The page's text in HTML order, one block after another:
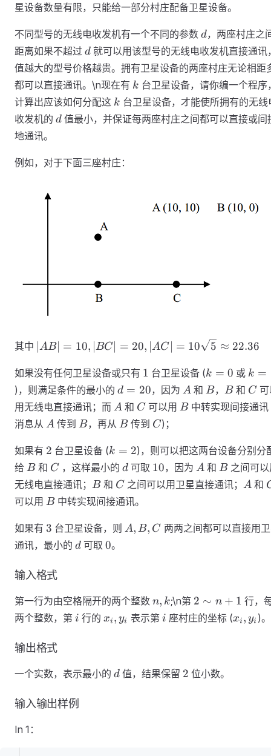
星设备数量有限，只能给一部分村庄配备卫星设备。
不同型号的无线电收发机有一个不同的参数 d
d，两座村庄之
距离如果不超过 d
d 就可以用该型号的无线电收发机直接通讯
值越大的型号价格越贵。拥有卫星设备的两座村庄无论相距
都可以直接通讯。\n现在有 k
k 台卫星设备，请你编一个程序
计算出应该如何分配这 k
k 台卫星设备，才能使所拥有的无线
收发机的 d
d 值最小，并保证每两座村庄之间都可以直接或间
地通讯。
例如，对于下面三座村庄：
其中 |AB|=10,|BC|=20,|AC|=10
∣AB∣ = 10, ∣BC∣ = 20, ∣AC ∣ = 10 5 ≈ 22.36
如果没有任何卫星设备或只有 1
1 台卫星设备 (k=0
k = 0 或 k=1
k =
)，则满足条件的最小的 d=20
d = 20，因为 A
A 和 B
B， B
B和 C
C
用无线电直接通讯；而 A
A 和 C
C 可以用 B
B 中转实现间接通
消息从 A
A 传到 B
B，再从 B
B传到 C
C)；
如果有 2
2 台卫星设备 (k=2
k = 2)，则可以把这两台设备分别分
给 B
B和 C
C ，这样最小的d
d 可取 10
10，因为 A
A 和 B
B 之间可
无线电直接通讯；
B
B和 C
C 之间可以用卫星直接通讯； A
A 和
可以用 B
B中转实现间接通讯。
如果有 3
3 台卫星设备，则 A,B,C
A, B, C 两两之间都可以直接用
通讯，最小的 d
d 可取 0
0。
输入格式
第一行为由空格隔开的两个整数 n,k
n, k;\n第 2∼n+1
2 ∼ n + 1 行，
两个整数，第 i
i 行的 x_i,y_i
xi , yi ​ 表示第 i
i 座村庄的坐标 (x_i,
xi , yi )。
输出格式
一个实数，表示最小的 d
d 值，结果保留 2
2 位小数。
输入输出样例
In 1：